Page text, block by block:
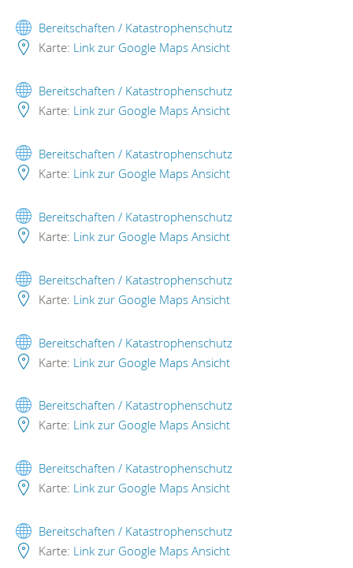
Bereitschaften / Katastrophenschutz
Karte: Link zur Google Maps Ansicht
Bereitschaften / Katastrophenschutz
Karte: Link zur Google Maps Ansicht
Bereitschaften / Katastrophenschutz
Karte: Link zur Google Maps Ansicht
Bereitschaften / Katastrophenschutz
Karte: Link zur Google Maps Ansicht
Bereitschaften / Katastrophenschutz
Karte: Link zur Google Maps Ansicht
Bereitschaften / Katastrophenschutz
Karte: Link zur Google Maps Ansicht
Bereitschaften / Katastrophenschutz
Karte: Link zur Google Maps Ansicht
Bereitschaften / Katastrophenschutz
Karte: Link zur Google Maps Ansicht
Bereitschaften / Katastrophenschutz
Karte: Link zur Google Maps Ansicht